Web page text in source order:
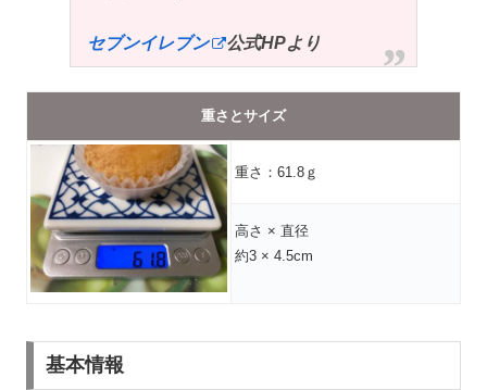
セブンイレブン 公式HPより
重さとサイズ
重さ：61.8ｇ
高さ × 直径
約3 × 4.5cm
基本情報